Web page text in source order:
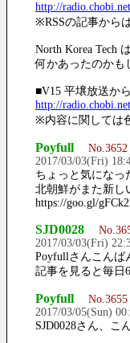
http://
※RSSの記事から
North Korea Tech
何かあったのかも
■V15 平壌放送か
http://
※内容に関しては
Poyfull
No.3652
2017/03/03(Fri)
ちょっと気になっ
北朝鮮がまた新し
https://goo.gl/
SJD0028
2017/03/03(Fri)
Poyfullさんこんば
記事を見ると毎日
Poyfull
No.3655
2017/03/05(Sun)
SJD0028さん、こ